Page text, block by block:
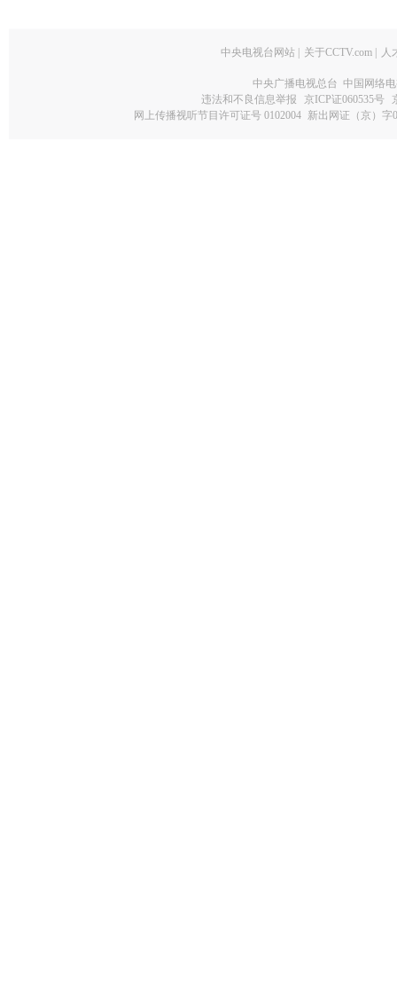
中央电视台网站 关于CCTV.com 人
中央广播电视总台 中国网络
违法和不良信息举报
京ICP证060535号
网上传播视听节目许可证号 0102004 新出网证（京）